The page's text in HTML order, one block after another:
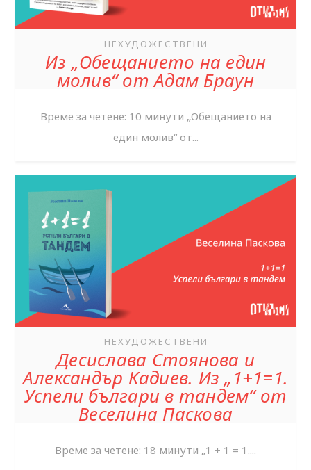
НЕХУДОЖЕСТВЕНИ
Из „Обещанието на един
молив“ от Адам Браун
Време за четене: 10 минути ‌„Обещанието на
един молив“ от...
НЕХУДОЖЕСТВЕНИ
Десислава Стоянова и
Александър Кадиев. Из „1+1=1.
Успели българи в тандем“ от
Веселина Паскова
Време за четене: 18 минути ‌‌„1 + 1 = 1....